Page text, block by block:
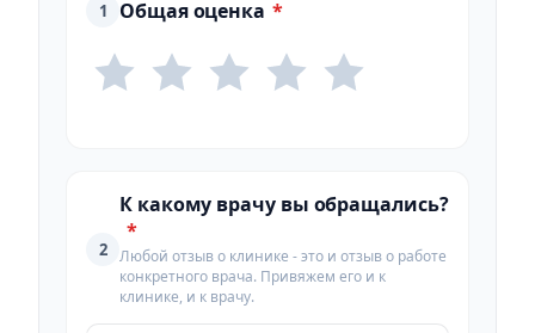
1 Общая оценка *
2
К какому врачу вы обращались?
*
Любой отзыв о клинике - это и отзыв о работе
конкретного врача. Привяжем его и к
клинике, и к врачу.